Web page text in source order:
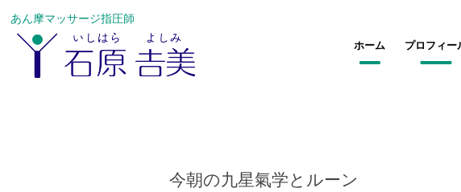
あん摩マッサージ指圧師
ホーム プロフィー
今朝の九星氣学とルーン